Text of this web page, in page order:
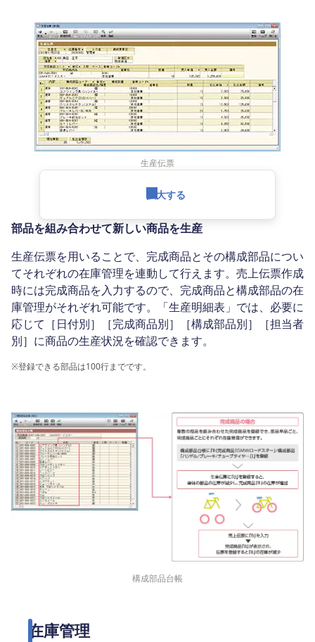
生産伝票
拡大する
部品を組み合わせて新しい商品を生産
生産伝票を用いることで、完成商品とその構成部品につい
てそれぞれの在庫管理を連動して行えます。売上伝票作成
時には完成商品を入力するので、完成商品と構成部品の在
庫管理がそれぞれ可能です。「生産明細表」では、必要に
応じて［日付別］［完成商品別］［構成部品別］［担当者
別］に商品の生産状況を確認できます。
※登録できる部品は100行までです。
構成部品台帳
在庫管理